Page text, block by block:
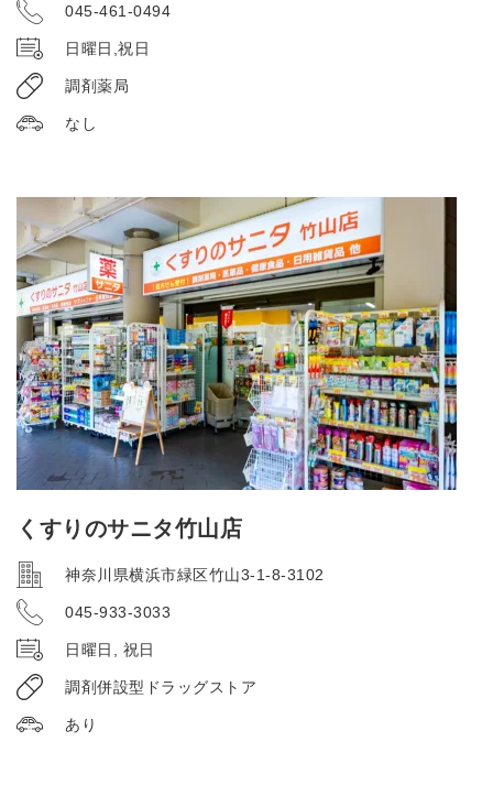
045-461-0494
日曜日,祝日
調剤薬局
なし
くすりのサニタ竹山店
神奈川県横浜市緑区竹山3-1-8-3102
045-933-3033
日曜日, 祝日
調剤併設型ドラッグストア
あり